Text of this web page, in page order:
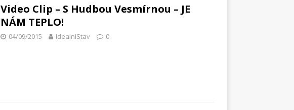
Video Clip – S Hudbou Vesmírnou – JE
NÁM TEPLO!
04/09/2015 IdealníStav 0